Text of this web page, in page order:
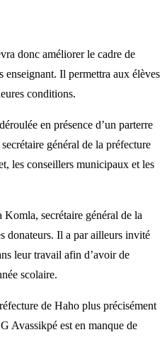
donc améliorer le cadre de
enseignant. Il permettra aux élèves
conditions.
en présence d’un parterre
général de la préfecture
les conseillers municipaux et les
secrétaire général de la
donateurs. Il a par ailleurs invité
leur travail afin d’avoir de
scolaire.
de Haho plus précisément
Avassikpé est en manque de